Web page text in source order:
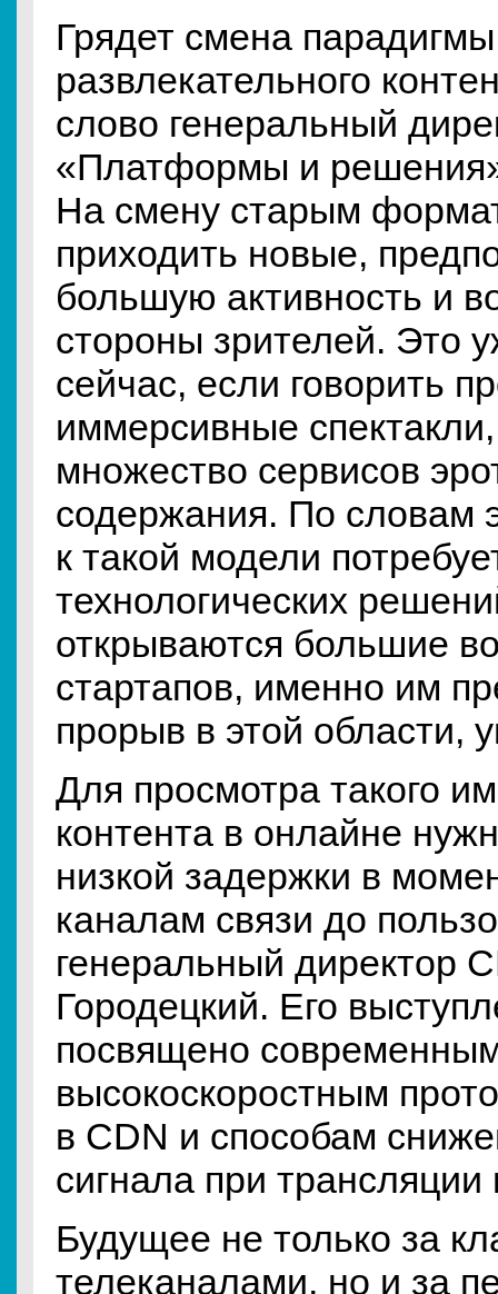
Грядет смена
развлекательного
слово генеральный
«Платформы и
На смену старым
приходить новые,
большую активность и
стороны зрителей. Это
сейчас, если говорить
иммерсивные
множество сервисов
содержания. По словам
к такой модели
технологических
открываются большие
стартапов, именно им
прорыв в этой области,
Для просмотра такого
контента в онлайне
низкой задержки в
каналам связи до
генеральный директор
Городецкий. Его
посвящено
высокоскоростным
в CDN и способам
сигнала при
Будущее не только за
телеканалами, но и за